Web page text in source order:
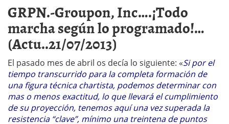
GRPN.-Groupon, Inc….¡Todo
marcha según lo programado!…
(Actu..21/07/2013)
El pasado mes de abril os decía lo siguiente: «Si por el
tiempo transcurrido para la completa formación de
una figura técnica chartista, podemos determinar con
mas o menos exactitud, lo que llevará el cumplimiento
de su proyección, tenemos aquí una vez superada la
resistencia “clave”, mínimo una treintena de puntos